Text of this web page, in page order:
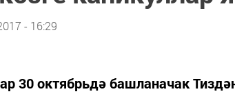
- 16:29
30 октябрьдә башланачак